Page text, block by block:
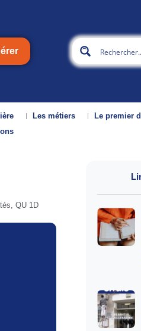
Les métiers Le premier
, QU 1D